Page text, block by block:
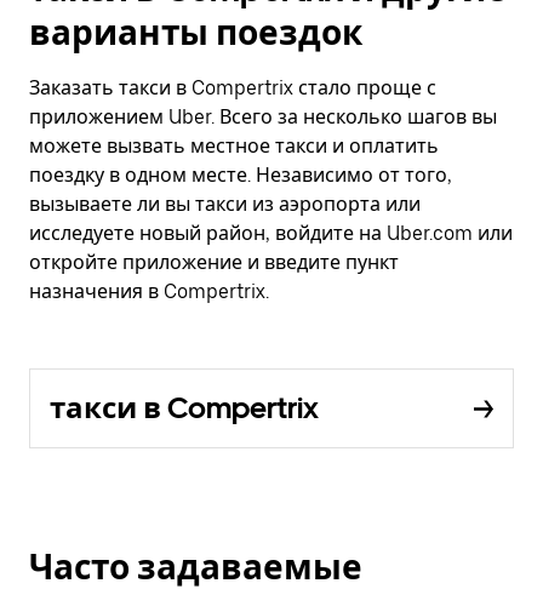
варианты поездок
Заказать такси в Compertrix стало проще с
приложением Uber. Всего за несколько шагов вы
можете вызвать местное такси и оплатить
поездку в одном месте. Независимо от того,
вызываете ли вы такси из аэропорта или
исследуете новый район, войдите на Uber.com или
откройте приложение и введите пункт
назначения в Compertrix.
такси в Compertrix
Часто задаваемые